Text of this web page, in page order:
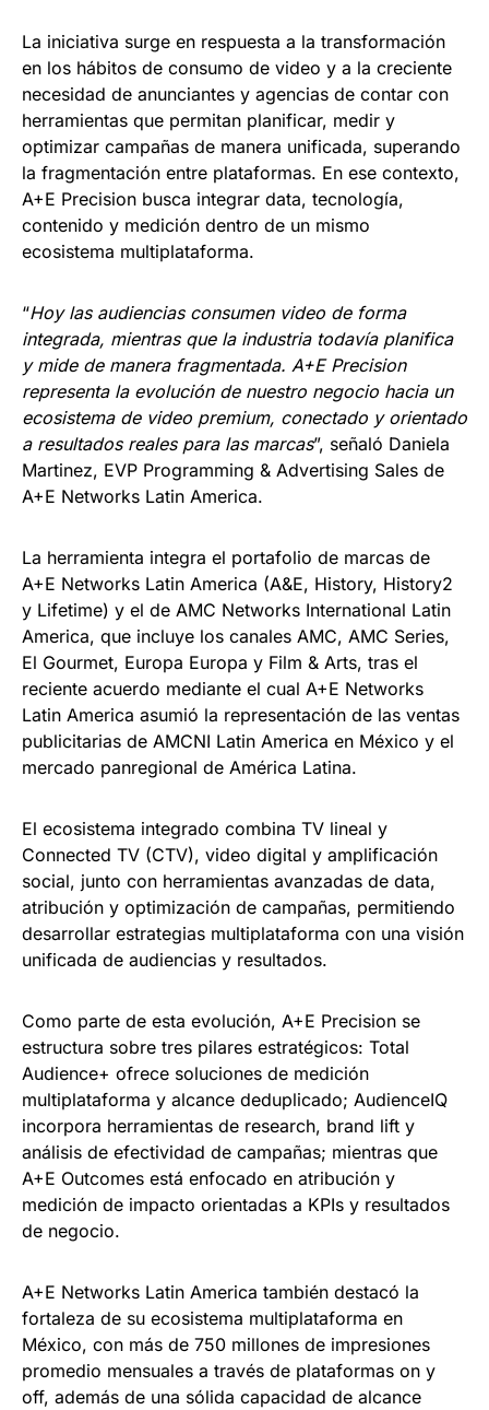
La iniciativa surge en respuesta a la transformación
en los hábitos de consumo de video y a la creciente
necesidad de anunciantes y agencias de contar con
herramientas que permitan planificar, medir y
optimizar campañas de manera unificada, superando
la fragmentación entre plataformas. En ese contexto,
A+E Precision busca integrar data, tecnología,
contenido y medición dentro de un mismo
ecosistema multiplataforma.
“Hoy las audiencias consumen video de forma
integrada, mientras que la industria todavía planifica
y mide de manera fragmentada. A+E Precision
representa la evolución de nuestro negocio hacia un
ecosistema de video premium, conectado y orientado
a resultados reales para las marcas”, señaló Daniela
Martinez, EVP Programming & Advertising Sales de
A+E Networks Latin America.
La herramienta integra el portafolio de marcas de
A+E Networks Latin America (A&E, History, History2
y Lifetime) y el de AMC Networks International Latin
America, que incluye los canales AMC, AMC Series,
El Gourmet, Europa Europa y Film & Arts, tras el
reciente acuerdo mediante el cual A+E Networks
Latin America asumió la representación de las ventas
publicitarias de AMCNI Latin America en México y el
mercado panregional de América Latina.
El ecosistema integrado combina TV lineal y
Connected TV (CTV), video digital y amplificación
social, junto con herramientas avanzadas de data,
atribución y optimización de campañas, permitiendo
desarrollar estrategias multiplataforma con una visión
unificada de audiencias y resultados.
Como parte de esta evolución, A+E Precision se
estructura sobre tres pilares estratégicos: Total
Audience+ ofrece soluciones de medición
multiplataforma y alcance deduplicado; AudienceIQ
incorpora herramientas de research, brand lift y
análisis de efectividad de campañas; mientras que
A+E Outcomes está enfocado en atribución y
medición de impacto orientadas a KPIs y resultados
de negocio.
A+E Networks Latin America también destacó la
fortaleza de su ecosistema multiplataforma en
México, con más de 750 millones de impresiones
promedio mensuales a través de plataformas on y
off, además de una sólida capacidad de alcance